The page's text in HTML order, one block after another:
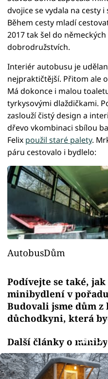
dvojice se vydala na cesty
Během cesty mladí
2017 tak šel do
dobrodružstvích.
Interiér autobusu je
nejpraktičtější. Přitom ale
Má dokonce i malou
tyrkysovými dlaždičkami.
zaslouží čistý design a
dřevo vkombinaci sbílou
Felix použil staré palety.
páru cestovalo i bydlelo:
AutobusDům
Podívejte se také, jak
minibydlení v pořadu
Budovali jsme dům
důchodkyni, která
Failed
Další články o